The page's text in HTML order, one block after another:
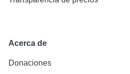
Acerca de
Donaciones